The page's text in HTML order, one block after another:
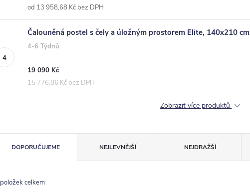
od 13 958,68 Kč bez DPH
Čalouněná postel s čely a úložným prostorem Elite, 140x210 cm
4-6 Týdnů
19 090 Kč
15 776,86 Kč bez DPH
Zobrazit více produktů
DOPORUČUJEME NEJLEVNĚJŠÍ NEJDRAŽŠÍ
položek celkem